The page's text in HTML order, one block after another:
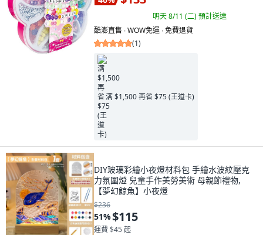
明天 8/11 (二)預計送達
酷澎直售 ∙ WOW免運 ∙ 免費退貨
(1)
满 $1,500 再省 $75 (王道卡)
DIY玻璃彩繪小夜燈材料包 手繪水波紋壓克
力氛圍燈 兒童手作美勞美術 母親節禮物,
【夢幻鯨魚】小夜燈
$236
51%$115
運費 $45 起